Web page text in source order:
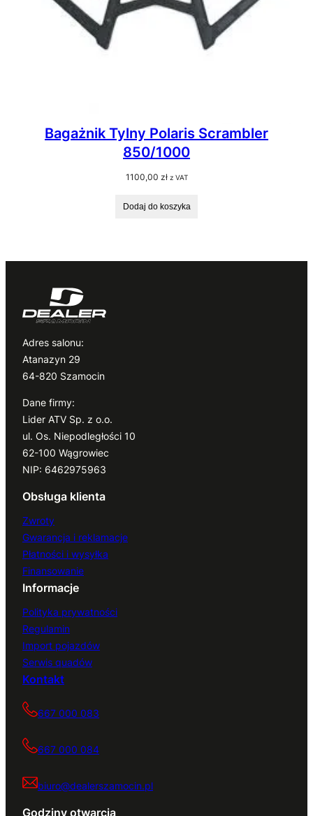
Bagażnik Tylny Polaris Scrambler
850/1000
1100,00 zł z VAT
Dodaj do koszyka
Adres salonu:
Atanazyn 29
64-820 Szamocin
Dane firmy:
Lider ATV Sp. z o.o.
ul. Os. Niepodległości 10
62-100 Wągrowiec
NIP: 6462975963
Obsługa klienta
Zwroty
Gwarancja i reklamacje
Płatności i wysyłka
Finansowanie
Informacje
Polityka prywatności
Regulamin
Import pojazdów
Serwis quadów
Kontakt
667 000 083
667 000 084
biuro@dealerszamocin.pl
Godziny otwarcia